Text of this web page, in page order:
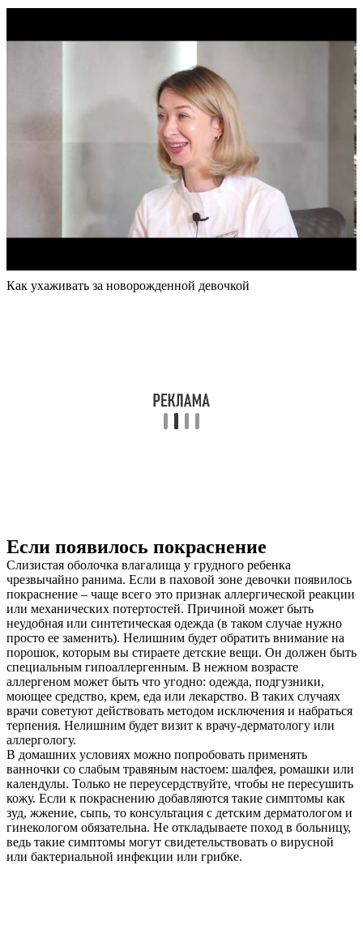
Как ухаживать за новорожденной девочкой
Если появилось покраснение
Слизистая оболочка влагалища у грудного ребенка
чрезвычайно ранима. Если в паховой зоне девочки появилось
покраснение – чаще всего это признак аллергической реакции
или механических потертостей. Причиной может быть
неудобная или синтетическая одежда (в таком случае нужно
просто ее заменить). Нелишним будет обратить внимание на
порошок, которым вы стираете детские вещи. Он должен быть
специальным гипоаллергенным. В нежном возрасте
аллергеном может быть что угодно: одежда, подгузники,
моющее средство, крем, еда или лекарство. В таких случаях
врачи советуют действовать методом исключения и набраться
терпения. Нелишним будет визит к врачу-дерматологу или
аллергологу.
В домашних условиях можно попробовать применять
ванночки со слабым травяным настоем: шалфея, ромашки или
календулы. Только не переусердствуйте, чтобы не пересушить
кожу. Если к покраснению добавляются такие симптомы как
зуд, жжение, сыпь, то консультация с детским дерматологом и
гинекологом обязательна. Не откладываете поход в больницу,
ведь такие симптомы могут свидетельствовать о вирусной
или бактериальной инфекции или грибке.